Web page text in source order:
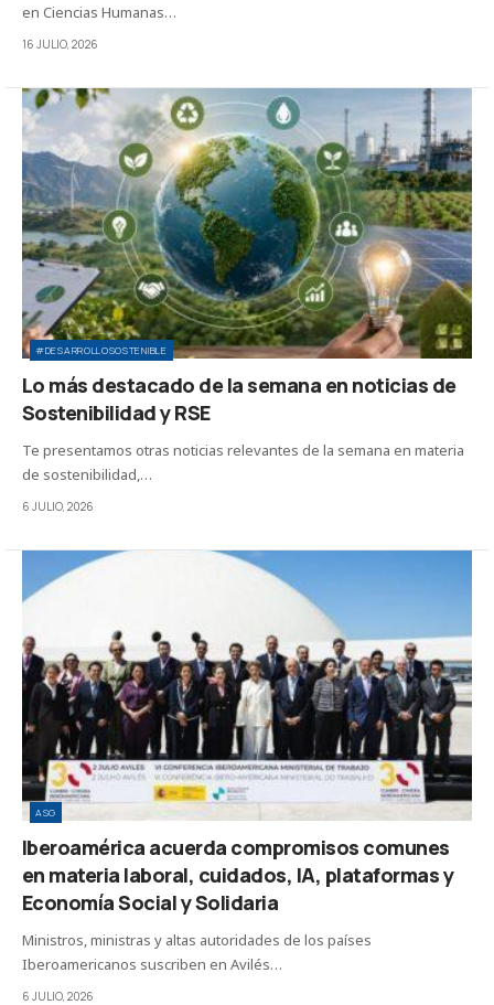
en Ciencias Humanas…
16 JULIO, 2026
#DESARROLLOSOSTENIBLE
Lo más destacado de la semana en noticias de
Sostenibilidad y RSE
Te presentamos otras noticias relevantes de la semana en materia
de sostenibilidad,…
6 JULIO, 2026
ASG
Iberoamérica acuerda compromisos comunes
en materia laboral, cuidados, IA, plataformas y
Economía Social y Solidaria
Ministros, ministras y altas autoridades de los países
Iberoamericanos suscriben en Avilés…
6 JULIO, 2026